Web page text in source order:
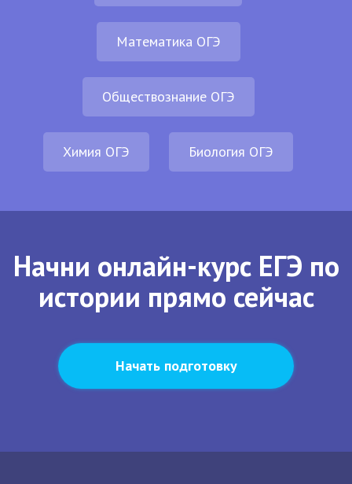
Математика ОГЭ
Обществознание ОГЭ
Химия ОГЭ Биология ОГЭ
Начни онлайн-курс ЕГЭ по
истории прямо сейчас
Начать подготовку